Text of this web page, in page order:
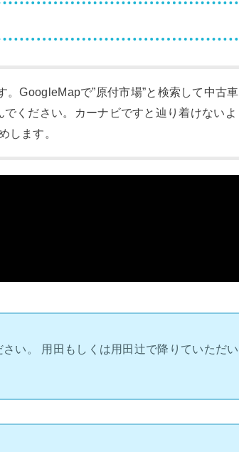
GoogleMapで”原付市場”と検索して中古車
ください。カーナビですと辿り着けないよ
します。
い。 用田もしくは用田辻で降りていただい